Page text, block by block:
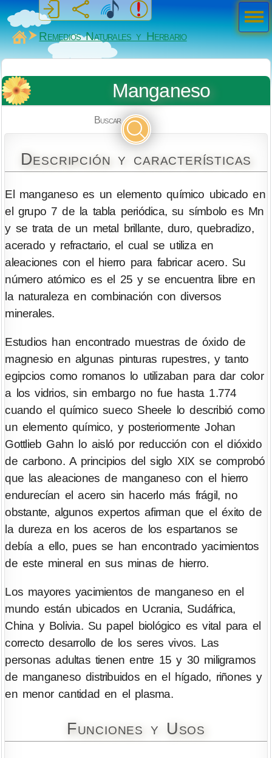
MiSabueso
Remedios Naturales y Herbario
Manganeso
Buscar
Descripción y características
El manganeso es un elemento químico ubicado en
el grupo 7 de la tabla periódica, su símbolo es Mn
y se trata de un metal brillante, duro, quebradizo,
acerado y refractario, el cual se utiliza en
aleaciones con el hierro para fabricar acero. Su
número atómico es el 25 y se encuentra libre en
la naturaleza en combinación con diversos
minerales.
Estudios han encontrado muestras de óxido de
magnesio en algunas pinturas rupestres, y tanto
egipcios como romanos lo utilizaban para dar color
a los vidrios, sin embargo no fue hasta 1.774
cuando el químico sueco Sheele lo describió como
un elemento químico, y posteriormente Johan
Gottlieb Gahn lo aisló por reducción con el dióxido
de carbono. A principios del siglo XIX se comprobó
que las aleaciones de manganeso con el hierro
endurecían el acero sin hacerlo más frágil, no
obstante, algunos expertos afirman que el éxito de
la dureza en los aceros de los espartanos se
debía a ello, pues se han encontrado yacimientos
de este mineral en sus minas de hierro.
Los mayores yacimientos de manganeso en el
mundo están ubicados en Ucrania, Sudáfrica,
China y Bolivia. Su papel biológico es vital para el
correcto desarrollo de los seres vivos. Las
personas adultas tienen entre 15 y 30 miligramos
de manganeso distribuidos en el hígado, riñones y
en menor cantidad en el plasma.
Funciones y Usos
Men
ú